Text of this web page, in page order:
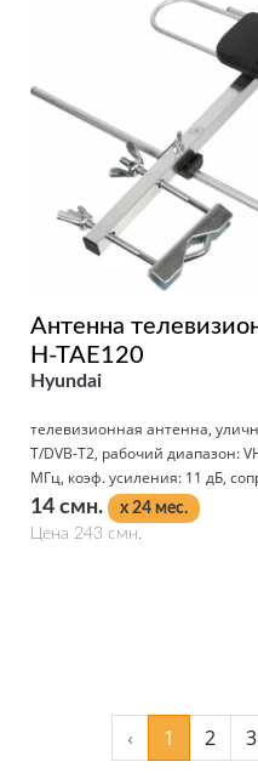
Антенна
H-TAE120
Hyundai
телевизионная антенна,
T/DVB-T2, рабочий диапазон:
МГц, коэф. усиления: 11 дБ,
14 смн.
x 24 мес.
Цена 243 смн.
‹ 1 2 3